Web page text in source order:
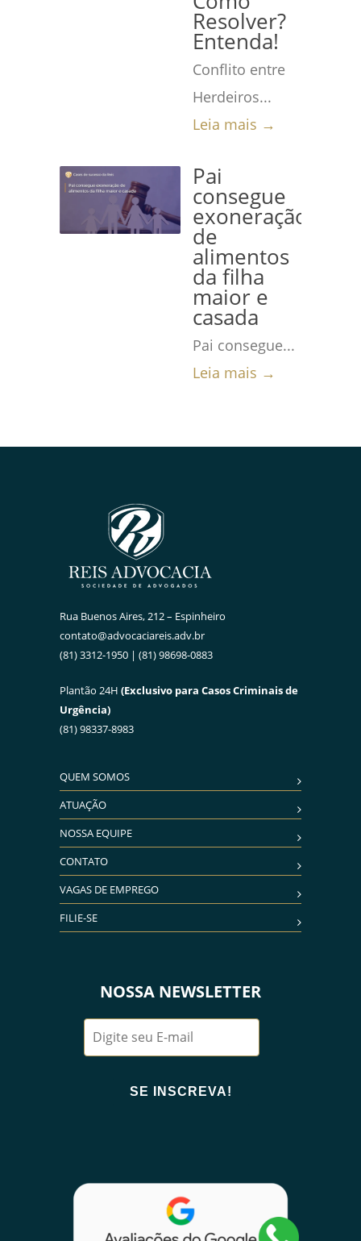
Resolver?
Entenda!
Conflito entre
Herdeiros...
Leia mais →
Pai
consegue
exoneração
de
alimentos
da filha
maior e
casada
Pai consegue...
Leia mais →
Rua Buenos Aires, 212 – Espinheiro
contato@advocaciareis.adv.br
(81) 3312-1950 | (81) 98698-0883
Plantão 24H (Exclusivo para Casos Criminais de
Urgência)
(81) 98337-8983
QUEM SOMOS
ATUAÇÃO
NOSSA EQUIPE
CONTATO
VAGAS DE EMPREGO
FILIE-SE
NOSSA NEWSLETTER